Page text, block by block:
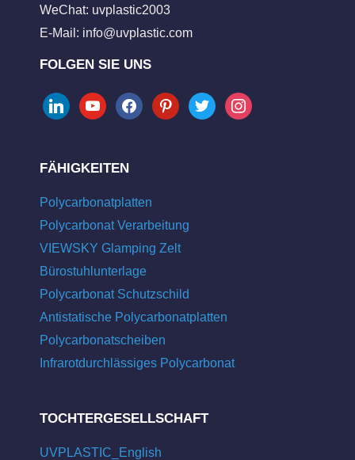
WeChat: uvplastic2003
E-Mail: info@uvplastic.com
FOLGEN SIE UNS
linkedinyoutubefacebookpinteresttwitter instagram
FÄHIGKEITEN
Polycarbonatplatten
Polycarbonat Verarbeitung
VIEWSKY Glamping Zelt
Bürostuhlunterlage
Polycarbonat Schutzschild
Antistatische Polycarbonatplatten
Polycarbonatscheiben
Infrarotdurchlässiges Polycarbonat
TOCHTERGESELLSCHAFT
UVPLASTIC_English